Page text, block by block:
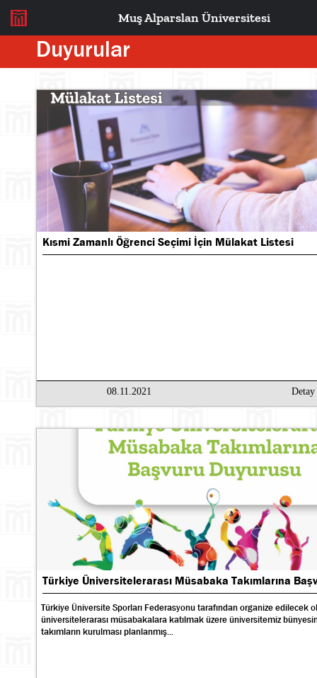
Muş Alparslan Üniversitesi
Duyurular
Kısmi Zamanlı Öğrenci Seçimi İçin Mülakat Listesi
08.11.2021 Detay
Türkiye Üniversitelerarası Müsabaka Takımlarına
Türkiye Üniversite Sporları Federasyonu tarafından organize edilecek
üniversitelerarası müsabakalara katılmak üzere üniversitemiz
takımların kurulması planlanmış...